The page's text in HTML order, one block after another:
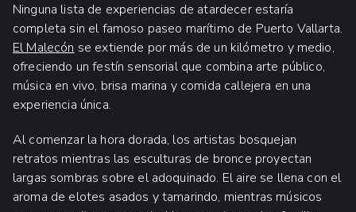
Ninguna lista de experiencias de atardecer estaría
completa sin el famoso paseo marítimo de Puerto Vallarta.
El Malecón se extiende por más de un kilómetro y medio,
ofreciendo un festín sensorial que combina arte público,
música en vivo, brisa marina y comida callejera en una
experiencia única.
Al comenzar la hora dorada, los artistas bosquejan
retratos mientras las esculturas de bronce proyectan
largas sombras sobre el adoquinado. El aire se llena con el
aroma de elotes asados y tamarindo, mientras músicos